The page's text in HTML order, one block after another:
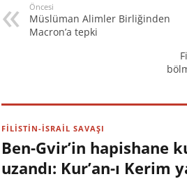
Öncesi
Müslüman Alimler Birliğinden
Macron’a tepki
FİLİSTİN-İSRAİL SAVAŞI
Ben-Gvir’in hapishane
uzandı: Kur’an-ı Kerim